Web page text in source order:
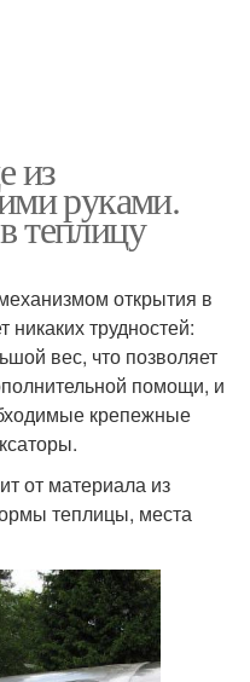
из
руками.
теплицу
открытия в
трудностей:
вес, что позволяет
помощи, и
крепежные
от материала из
теплицы, места